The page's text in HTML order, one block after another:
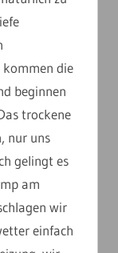
kommen die
beginnen
trockene
nur uns
gelingt es
am
wir
einfach